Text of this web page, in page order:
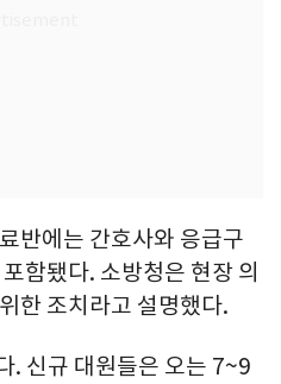
반에는 간호사와 응급구
함됐다. 소방청은 현장 의
한 조치라고 설명했다.
. 신규 대원들은 오는 7~9